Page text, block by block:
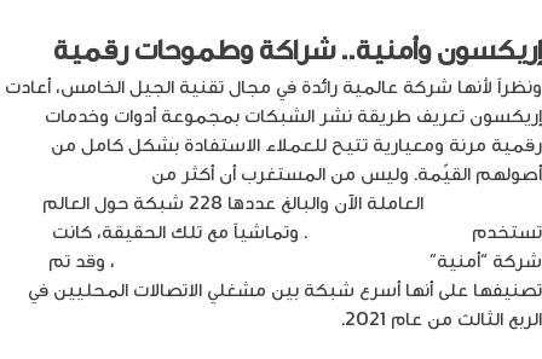
إريكسون وأمنية.. شراكة وطموحات رقمية
ونظراً لأنها شركة عالمية رائدة في مجال تقنية الجيل الخامس، أعادت
إريكسون تعريف طريقة نشر الشبكات بمجموعة أدوات وخدمات
رقمية مرنة ومعيارية تتيح للعملاء الاستفادة بشكل كامل من
أصولهم القيّمة. وليس من المستغرب أن أكثر من
العاملة الآن والبالغ عددها 228 شبكة حول العالم
تستخدم
. وتماشياً مع تلك الحقيقة، كانت
شركة “أمنية”
، وقد تم
تصنيفها على أنها أسرع شبكة بين مشغلي الاتصالات المحليين في
الربع الثالث من عام 2021.